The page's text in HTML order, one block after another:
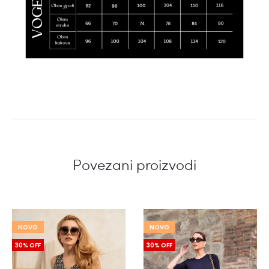
Povezani proizvodi
NOVO
30% OFF
NOVO
30% OFF